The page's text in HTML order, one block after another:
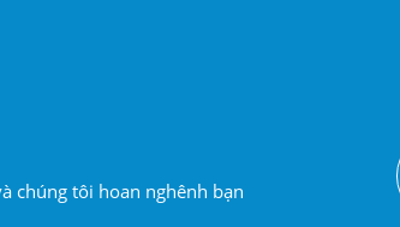
chúng tôi hoan nghênh bạn